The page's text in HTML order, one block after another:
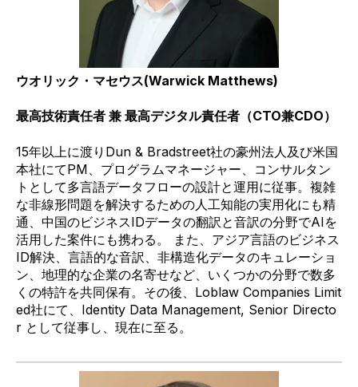
ウオリック・マセウス(Warwick Matthews)
最高技術責任者 兼 最高デジタル責任者（CTO兼CDO）
15年以上に渡り Dun & Bradstreet社の豪州法人及び米国
本社にてPM 、プログラムマネージャー、コンサルタン
トとして多言語データフローの設計と運用に従事。 複雑
な非線形問題を解決するための人工知能の実用化にも精
通、中国のビジネスIDデータの翻訳と音訳の分野でAIを
活用した案件にも携わる。 また、アジア言語のビジネス
ID解決、言語的な音訳、非構造化データのキュレーショ
ン、地理的な企業の名寄せなど、いくつかの分野で数多
くの特許を共同保有。その後、 Loblaw Companies Limit
ed社にて、 Identity Data Management, Senior Directo
r として従事し、現在に至る。